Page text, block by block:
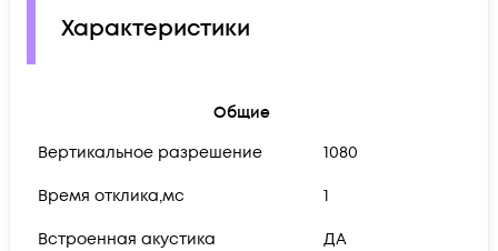
Характеристики
Общие
Вертикальное разрешение
1080
Время отклика,мс 1
Встроенная акустика ДА